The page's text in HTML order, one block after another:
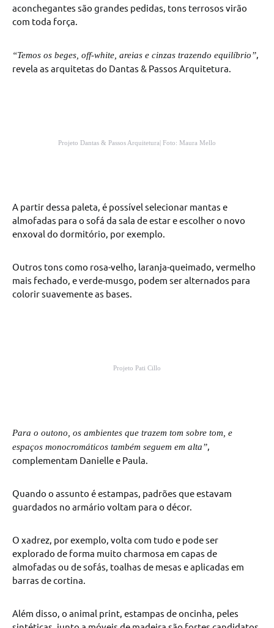
aconchegantes são grandes pedidas, tons terrosos virão
com toda força.
“Temos os beges, off-white, areias e cinzas trazendo equilíbrio”,
revela as arquitetas do Dantas & Passos Arquitetura.
Projeto Dantas & Passos Arquitetura| Foto: Maura Mello
A partir dessa paleta, é possível selecionar mantas e
almofadas para o sofá da sala de estar e escolher o novo
enxoval do dormitório, por exemplo.
Outros tons como rosa-velho, laranja-queimado, vermelho
mais fechado, e verde-musgo, podem ser alternados para
colorir suavemente as bases.
Projeto Pati Cillo
Para o outono, os ambientes que trazem tom sobre tom, e
espaços monocromáticos também seguem em alta”,
complementam Danielle e Paula.
Quando o assunto é estampas, padrões que estavam
guardados no armário voltam para o décor.
O xadrez, por exemplo, volta com tudo e pode ser
explorado de forma muito charmosa em capas de
almofadas ou de sofás, toalhas de mesas e aplicadas em
barras de cortina.
Além disso, o animal print, estampas de oncinha, peles